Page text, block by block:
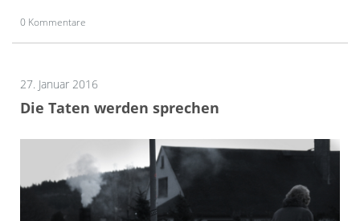
0 Kommentare
27. Januar 2016
Die Taten werden sprechen